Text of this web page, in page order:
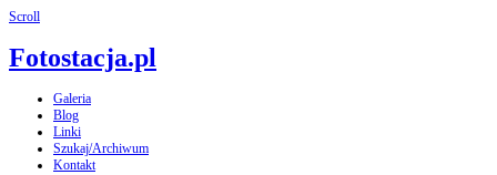
Scroll
Fotostacja.pl
Galeria
Blog
Linki
Szukaj/Archiwum
Kontakt